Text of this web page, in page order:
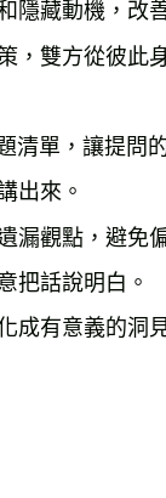
隱藏動機，改
，雙方從彼此
清單，讓提問
出來。
漏觀點，避免
把話說明白。
成有意義的洞